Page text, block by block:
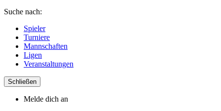
Suche nach:
Spieler
Turniere
Mannschaften
Ligen
Veranstaltungen
Schließen
Melde dich an